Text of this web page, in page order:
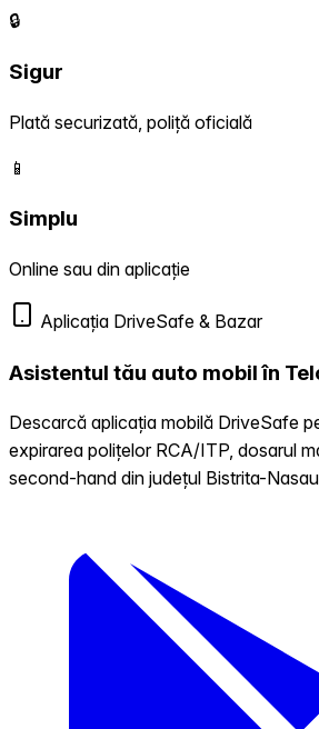
🔒
Sigur
Plată securizată, poliță oficială
📱
Simplu
Online sau din aplicație
Aplicația DriveSafe & Bazar
Asistentul tău auto mobil în
Descarcă aplicația mobilă DriveSafe
expirarea polițelor RCA/ITP, dosarul
second-hand din județul Bistrita-